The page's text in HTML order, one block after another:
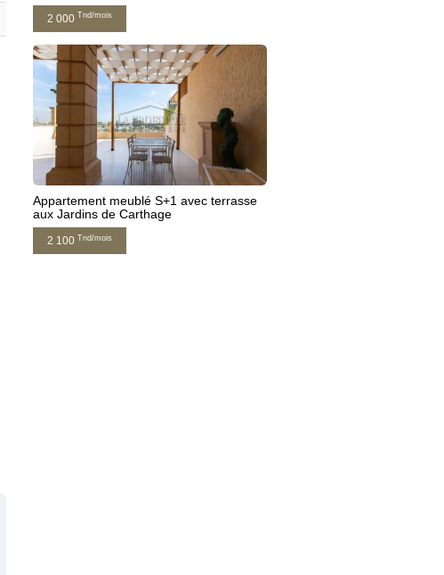
2 000 Tnd/mois
Appartement meublé S+1 avec terrasse
aux Jardins de Carthage
2 100 Tnd/mois